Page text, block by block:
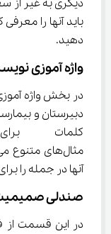
باید آنها را
دهید.
واژه آموزی
دبیرستان و
کلمات
آنها در جمله را برای
صندلی
در این قسمت از